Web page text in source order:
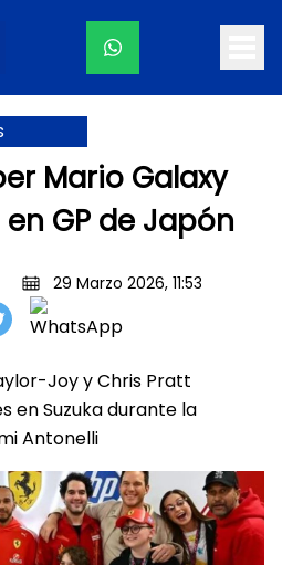
Mario Galaxy
GP de Japón
29 Marzo 2026, 11:53
Joy y Chris Pratt
en Suzuka durante la
Antonelli